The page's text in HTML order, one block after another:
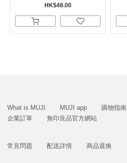
HK$48.00
What is MUJI MUJI app 購物指南
企業訂單
無印良品官方網站
常見問題 配送詳情 商品退換